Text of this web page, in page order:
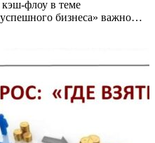
флоу в теме
бизнеса» важно…